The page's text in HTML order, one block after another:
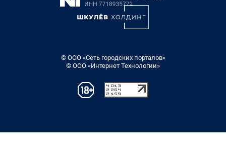
© ООО «Сеть городских порталов»
© ООО «Интернет Технологии»